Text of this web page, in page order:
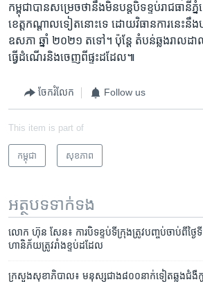
កម្ពុជា​បាន​សម្រេច​ថា​នឹង​មិន​បន្ត​បិទ​ខ្ទប់​រាជធានីភ្
ខេត្ត​កណ្តាល​ទៀត​នោះ​ទេ ដោយ​វិធានការនេះនឹង​
ឧសភា ឆ្នាំ​ ២០២១​ ត​ទៅ។ ប៉ុន្តែ​ តំបន់​ឆ្លង​រាល​ដាល​
ធ្វើ​ដំណើរ​និង​ចេញ​ពី​ផ្ទះ​ដដែល៕
ចែករំលែក Follow us
This item is part of
កម្ពុជា សុខភាព
អត្ថបទ​ទាក់ទង
លោក ហ៊ុន សែន៖ ការ​បិទ​ខ្ទប់​ទីក្រុង​​ត្រូវ​បញ្ចប់​ចាប់​ពី​ថ្ង
ហានិ​ភ័យ​ត្រូវ​រាំង​ខ្ទប់​ដដែល
ក្រសួង​សុខាភិបាល៖​ មនុស្ស​ជាង​៨០០​នាក់​ទៀត​​ឆ្លង​ជំងឺ​